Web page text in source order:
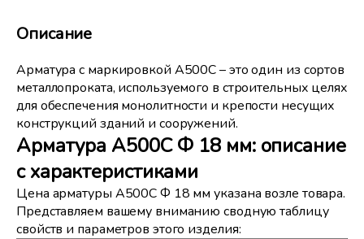
Описание
Арматура с маркировкой А500С – это один из сортов
металлопроката, используемого в строительных целях
для обеспечения монолитности и крепости несущих
конструкций зданий и сооружений.
Арматура А500С Ф 18 мм: описание
с характеристиками
Цена арматуры А500С Ф 18 мм указана возле товара.
Представляем вашему вниманию сводную таблицу
свойств и параметров этого изделия: